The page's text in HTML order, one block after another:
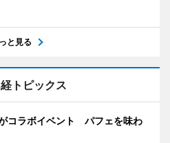
と見る
トピックス
コラボイベント パフェを味わ